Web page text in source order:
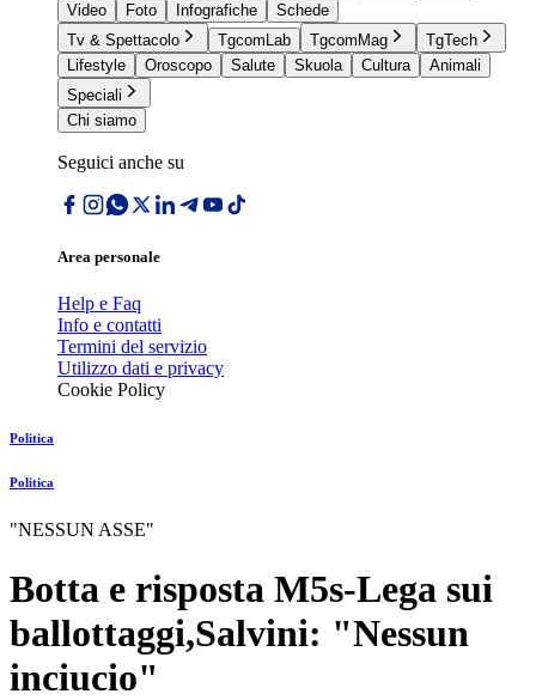
Video
Foto Infografiche
Schede
Tv & Spettacolo
TgcomLab TgcomMag
TgTech
Lifestyle
Oroscopo Salute Skuola Cultura
Animali
Speciali
Chi siamo
Seguici anche su
Area personale
Help e Faq
Info e contatti
Termini del servizio
Utilizzo dati e privacy
Cookie Policy
Politica
Politica
"NESSUN ASSE"
Botta e risposta M5s-Lega sui
ballottaggi,Salvini: "Nessun
inciucio"